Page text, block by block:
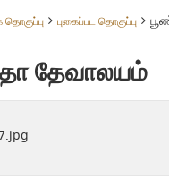
புகைப்பட தொகுப்பு
தேவாலயம்